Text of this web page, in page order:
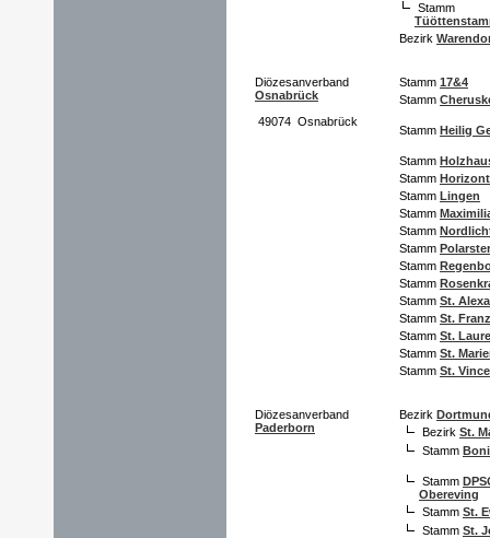
Stamm
Bezirk
Diözesanverband
Osnabrück
49074 Osnabrück
Stamm 17&4
Stamm
Stamm Heilig
Stamm
Stamm
Stamm Lingen
Stamm
Stamm
Stamm
Stamm
Stamm
Stamm St.
Stamm St.
Stamm St.
Stamm St.
Stamm St.
Diözesanverband
Paderborn
Bezirk
Bezirk St.
Stamm
Stamm
Obereving
Stamm St.
Stamm St.